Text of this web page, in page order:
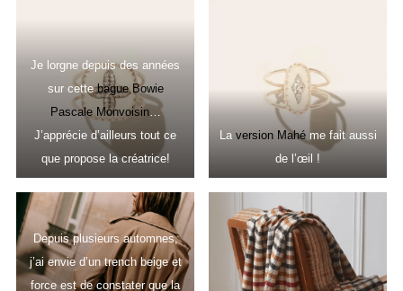
Je lorgne depuis des années
sur cettebague Bowie
Pascale Monvoisin…
J’apprécie d’ailleurs tout ce
que propose la créatrice!
Laversion Mahéme fait aussi
de l’œil !
Depuis plusieurs automnes,
j’ai envie d’un trench beige et
force est de constater que la